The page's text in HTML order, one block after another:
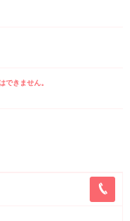
できません。